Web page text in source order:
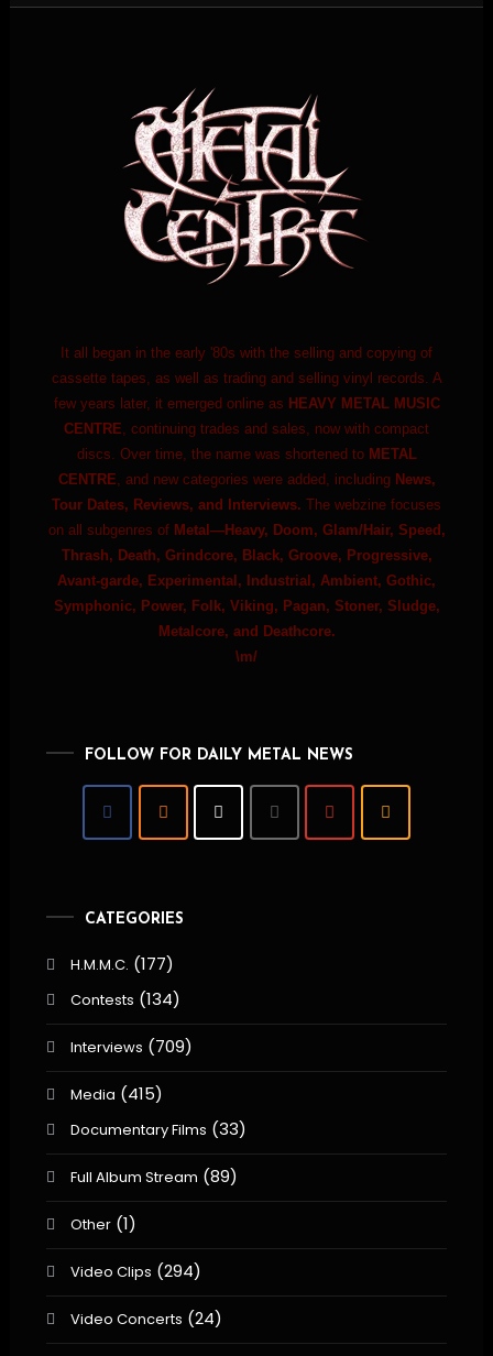
It all began in the early '80s with the selling and copying of
cassette tapes, as well as trading and selling vinyl records. A
few years later, it emerged online as HEAVY METAL MUSIC
CENTRE , continuing trades and sales, now with compact
discs. Over time, the name was shortened to METAL
CENTRE , and new categories were added, including News,
Tour Dates, Reviews, and Interviews. The webzine focuses
on all subgenres of Metal—Heavy, Doom, Glam/Hair, Speed,
Thrash, Death, Grindcore, Black, Groove, Progressive,
Avant-garde, Experimental, Industrial, Ambient, Gothic,
Symphonic, Power, Folk, Viking, Pagan, Stoner, Sludge,
Metalcore, and Deathcore.
\m/
FOLLOW FOR DAILY METAL NEWS
CATEGORIES
H.M.M.C. (177)
Contests (134)
Interviews (709)
Media (415)
Documentary Films (33)
Full Album Stream (89)
Other(1)
Video Clips (294)
Video Concerts (24)